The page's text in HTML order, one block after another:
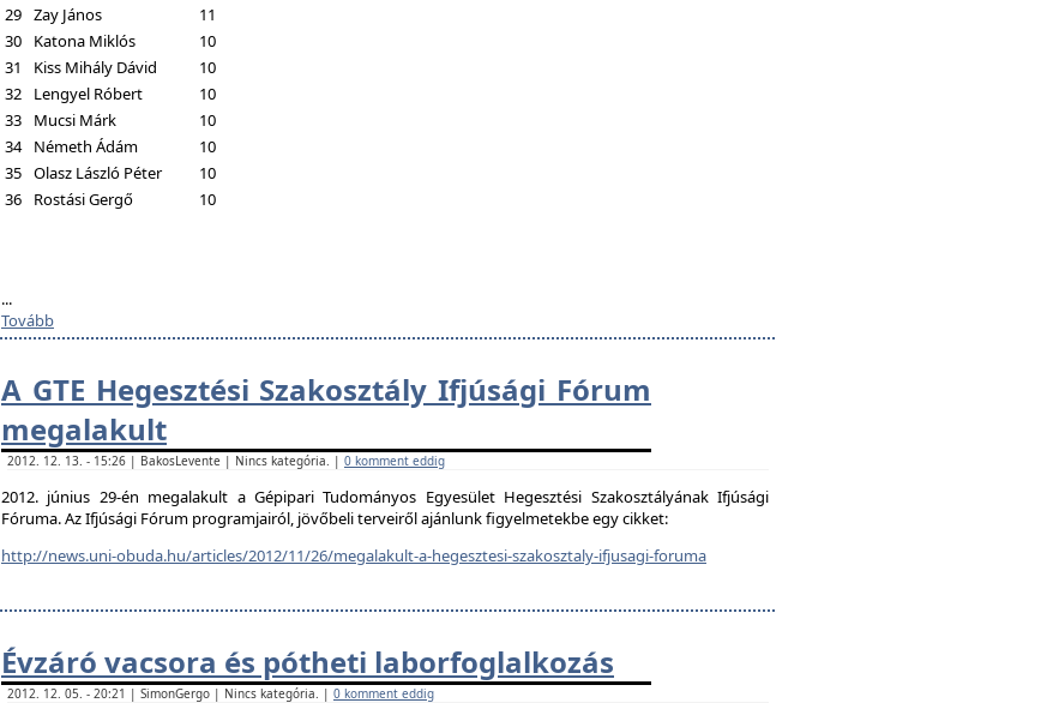
29 Zay János
11
30
Katona Miklós
10
31
Kiss Mihály Dávid
10
32
Lengyel Róbert
10
33
Mucsi Márk
10
34
Németh Ádám
10
35 Olasz László Péter
10
36
Rostási Gergő 10
...
Tovább
A GTE Hegesztési Szakosztály Ifjúsági Fórum
megalakult
2012. 12. 13. - 15:26 | BakosLevente | Nincs kategória. | 0 komment eddig
2012. június 29-én megalakult a Gépipari Tudományos Egyesület Hegesztési Szakosztályának Ifjúsági
Fóruma. Az Ifjúsági Fórum programjairól, jövőbeli terveiről ajánlunk figyelmetekbe egy cikket:
http://news.uni-obuda.hu/articles/2012/11/26/megalakult-a-hegesztesi-szakosztaly-ifjusagi-foruma
Évzáró vacsora és pótheti laborfoglalkozás
2012. 12. 05. - 20:21 | SimonGergo | Nincs kategória. | 0 komment eddig